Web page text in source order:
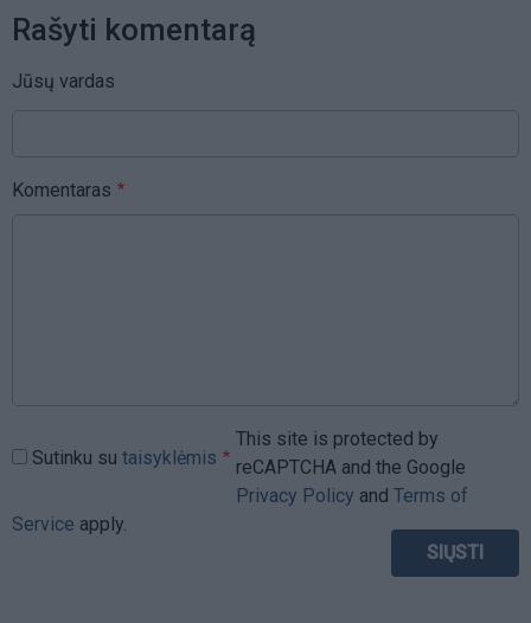
Rašyti komentarą
Jūsų vardas
Komentaras
Sutinku su taisyklėmis
This site is protected by
reCAPTCHA and the Google
Privacy Policy and Terms of
Service apply.